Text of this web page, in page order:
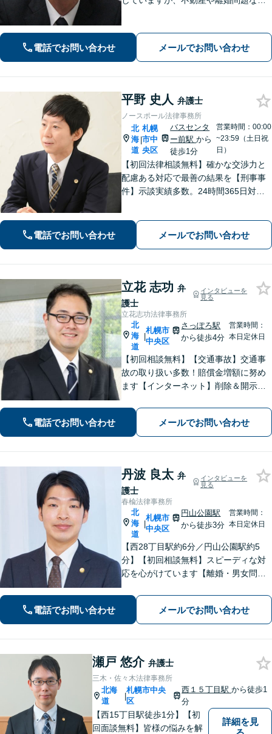
話しやすい雰囲気作りを心がけており
ます。お困りの際は、ぜひご相談くだ
電話でお問い合わせ メールでお問い合わせ
平野 史人 弁護士
ノースポール法律事務所
北
海
道
|
札幌
市中
央区
バスセンタ
ー前駅から
徒歩1分
営業時間：00:00
~23:59（土日祝
日）
【初回法律相談無料】確かな交渉力と
配慮ある対応で最善の結果を【刑事事
件】示談実績多数。24時間365日対応
経験あり。【バスセンター前駅3番出口
徒歩1分】
電話でお問い合わせ メールでお問い合わせ
立花 志功 弁
護士
インタビューを
見る
立花志功法律事務所
北
海
道
|
札幌市
中央区
さっぽろ駅
から徒歩4分
営業時間：
本日定休日
【初回相談無料】【交通事故】交通事
故の取り扱い多数！賠償金増額に努め
ます【インターネット】削除＆開示請
事事件】超速対応！【電話・メール相
談可】【大通駅／札幌駅5分】
電話でお問い合わせ メールでお問い合わせ
丹波 良太 弁
護士
インタビューを
見る
春楡法律事務所
北
海
道
|
札幌市
中央区
円山公園駅
から徒歩3分
営業時間：
本日定休日
【西28丁目駅約6分／円山公園駅約5
分】【初回相談無料】スピーディな対
応を心がけています【離婚・男女問
に強い【相続】分割協議や調停の実績
電話でお問い合わせ メールでお問い合わせ
瀬戸 悠介 弁護士
三木・佐々木法律事務所
北海
道
|
札幌市中央
区
西１５丁目駅から徒歩1
分
【西15丁目駅徒歩1分】【初
回面談無料】皆様の悩みを解
詳細を見